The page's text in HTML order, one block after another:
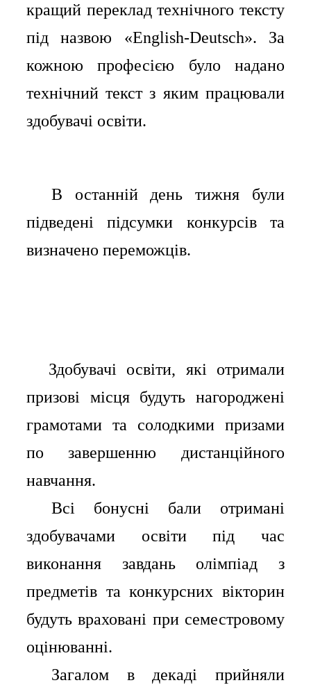
кращий переклад технічного тексту
під назвою «English-Deutsch». За
кожною професією було надано
технічний текст з яким працювали
здобувачі освіти.
⠀⠀В останній день тижня були
підведені підсумки конкурсів та
визначено переможців.
Здобувачі освіти, які отримали
призові місця будуть нагороджені
грамотами та солодкими призами
по завершенню дистанційного
навчання.
⠀⠀Всі бонусні бали отримані
здобувачами освіти під час
виконання завдань олімпіад з
предметів та конкурсних вікторин
будуть враховані при семестровому
оцінюванні.
⠀⠀Загалом в декаді прийняли